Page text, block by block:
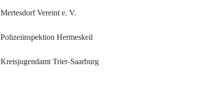
Mertesdorf Vereint e. V.
Polizeiinspektion Hermeskeil
Kreisjugendamt Trier-Saarburg